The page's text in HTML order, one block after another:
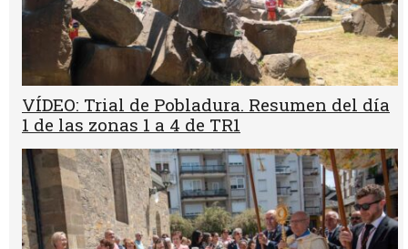
VÍDEO: Trial de Pobladura. Resumen del día
1 de las zonas 1 a 4 de TR1